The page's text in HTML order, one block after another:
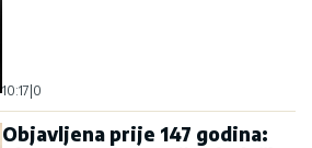
10:17 0
Objavljena prije 147 godina: